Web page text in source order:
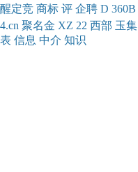
醒定竞 商标 评 企聘 D 360B
4.cn 聚名金 XZ 22 西部 玉集
表 信息 中介 知识